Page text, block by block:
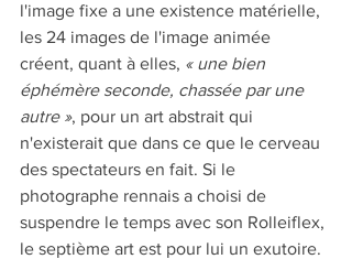
l'image fixe a une existence matérielle,
les 24 images de l'image animée
créent, quant à elles, « une bien
éphémère seconde, chassée par une
autre », pour un art abstrait qui
n'existerait que dans ce que le cerveau
des spectateurs en fait. Si le
photographe rennais a choisi de
suspendre le temps avec son Rolleiflex,
le septième art est pour lui un exutoire.